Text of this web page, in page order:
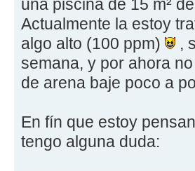
una piscina de 15 m²
Actualmente la estoy
algo alto (100 ppm)
,
semana, y por ahora
de arena baje poco a
En fín que estoy
tengo alguna duda: